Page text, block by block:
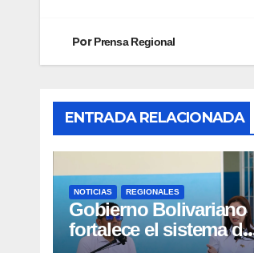
PorPrensa Regional
ENTRADA RELACIONADA
NOTICIAS REGIONALES
Gobierno Bolivariano
fortalece el sistema de